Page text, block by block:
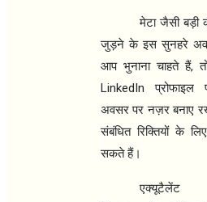
मेटा जैसी बड़ी
जुड़ने के इस सुनहरे
आप भुनाना चाहते हैं,
LinkedIn
अवसर पर नज़र बनाए
संबंधित रिक्तियों के
सकते हैं।